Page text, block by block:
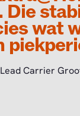
Die
wat
Carrier